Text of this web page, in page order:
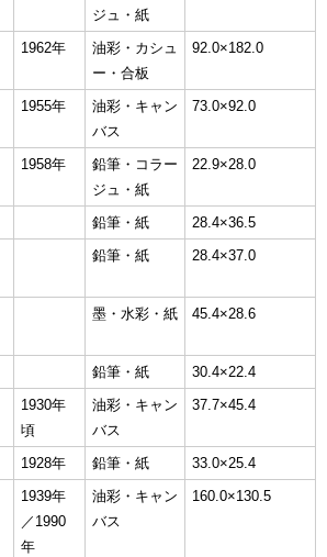
ジュ・紙
1962年
油彩・カシュ
ー・合板
92.0×182.0
1955年
油彩・キャン
バス
73.0×92.0
1958年
鉛筆・コラー
ジュ・紙
22.9×28.0
鉛筆・紙
28.4×36.5
鉛筆・紙 28.4×37.0
墨・水彩・紙 45.4×28.6
鉛筆・紙
30.4×22.4
1930年
頃
油彩・キャン
バス
37.7×45.4
1928年 鉛筆・紙
33.0×25.4
1939年
／1990
年
油彩・キャン
バス
160.0×130.5